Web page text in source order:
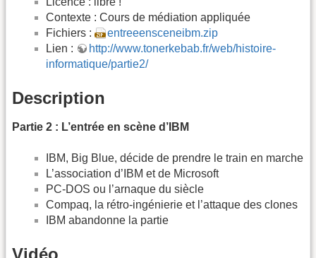
Contexte : Cours de médiation appliquée
Fichiers :
entreeensceneibm.zip
Lien :
http://www.tonerkebab.fr/web/histoire-
informatique/partie2/
Description
Partie 2 : L’entrée en scène d’IBM
IBM, Big Blue, décide de prendre le train en marche
L’association d’IBM et de Microsoft
PC-DOS ou l’arnaque du siècle
Compaq, la rétro-ingénierie et l’attaque des clones
IBM abandonne la partie
Vidéo